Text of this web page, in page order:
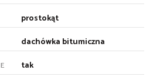
prostokąt
dachówka bitumiczna
tak